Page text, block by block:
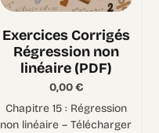
Exercices Corrigés
Régression non
linéaire (PDF)
0,00€
Chapitre 15 : Régression
non linéaire – Télécharger